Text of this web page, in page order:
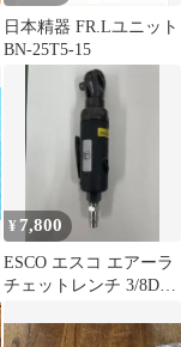
日本精器 FR.Lユニット
BN-25T5-15
¥ 7,800
ESCO エスコ エアーラ
チェットレンチ 3/8DR